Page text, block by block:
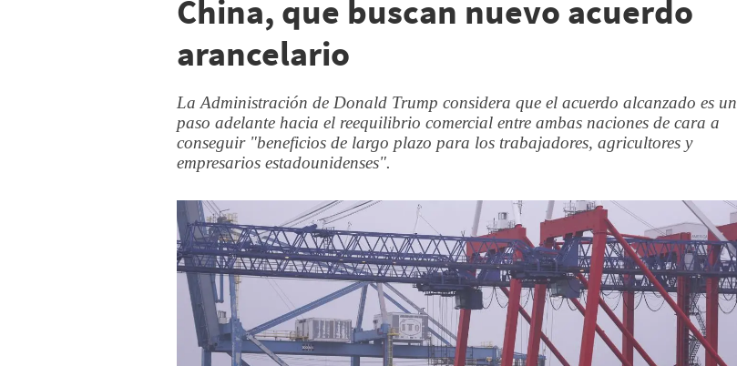
China, que buscan nuevo acuerdo
arancelario
La Administración de Donald Trump considera que el acuerdo alcanzado es un
paso adelante hacia el reequilibrio comercial entre ambas naciones de cara a
conseguir "beneficios de largo plazo para los trabajadores, agricultores y
empresarios estadounidenses".